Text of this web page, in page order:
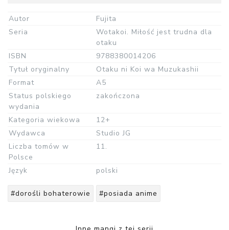
Autor
Fujita
Seria
Wotakoi. Miłość jest trudna dla
otaku
ISBN
9788380014206
Tytuł oryginalny
Otaku ni Koi wa Muzukashii
Format
A5
Status polskiego
wydania
zakończona
Kategoria wiekowa
12+
Wydawca
Studio JG
Liczba tomów w
Polsce
11.
Język polski
#dorośli bohaterowie #posiada anime